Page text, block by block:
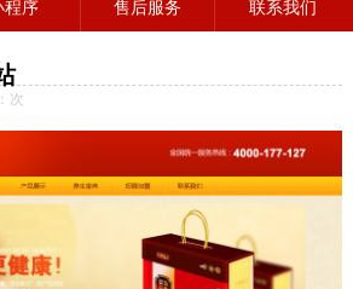
程序 售后服务 联系我们
次